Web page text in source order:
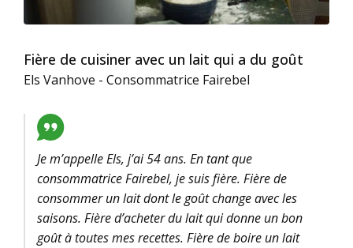
Fière de cuisiner avec un lait qui a du goût
Els Vanhove - Consommatrice Fairebel
Je m’appelle Els, j’ai 54 ans. En tant que
consommatrice Fairebel, je suis fière. Fière de
consommer un lait dont le goût change avec les
saisons. Fière d’acheter du lait qui donne un bon
goût à toutes mes recettes. Fière de boire un lait